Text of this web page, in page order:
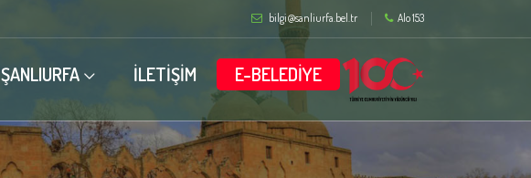
bilgi@sanliurfa.bel.tr Alo 153
ŞANLIURFA İLETİŞİM E-BELEDİYE